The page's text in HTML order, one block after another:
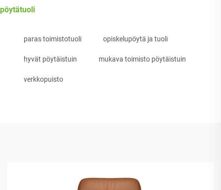
pöytätuoli
paras toimistotuoli opiskelupöytä ja tuoli
hyvät pöytäistuin mukava toimisto pöytäistuin
verkkopuisto